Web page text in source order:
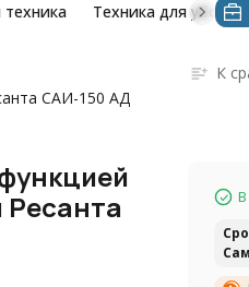
Техника для уборки
САИ-150 АД
К
Ресанта